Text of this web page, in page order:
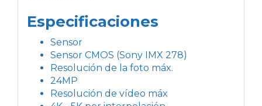
Especificaciones
Sensor
Sensor CMOS (Sony IMX 278)
Resolución de la foto máx.
24MP
Resolución de vídeo máx